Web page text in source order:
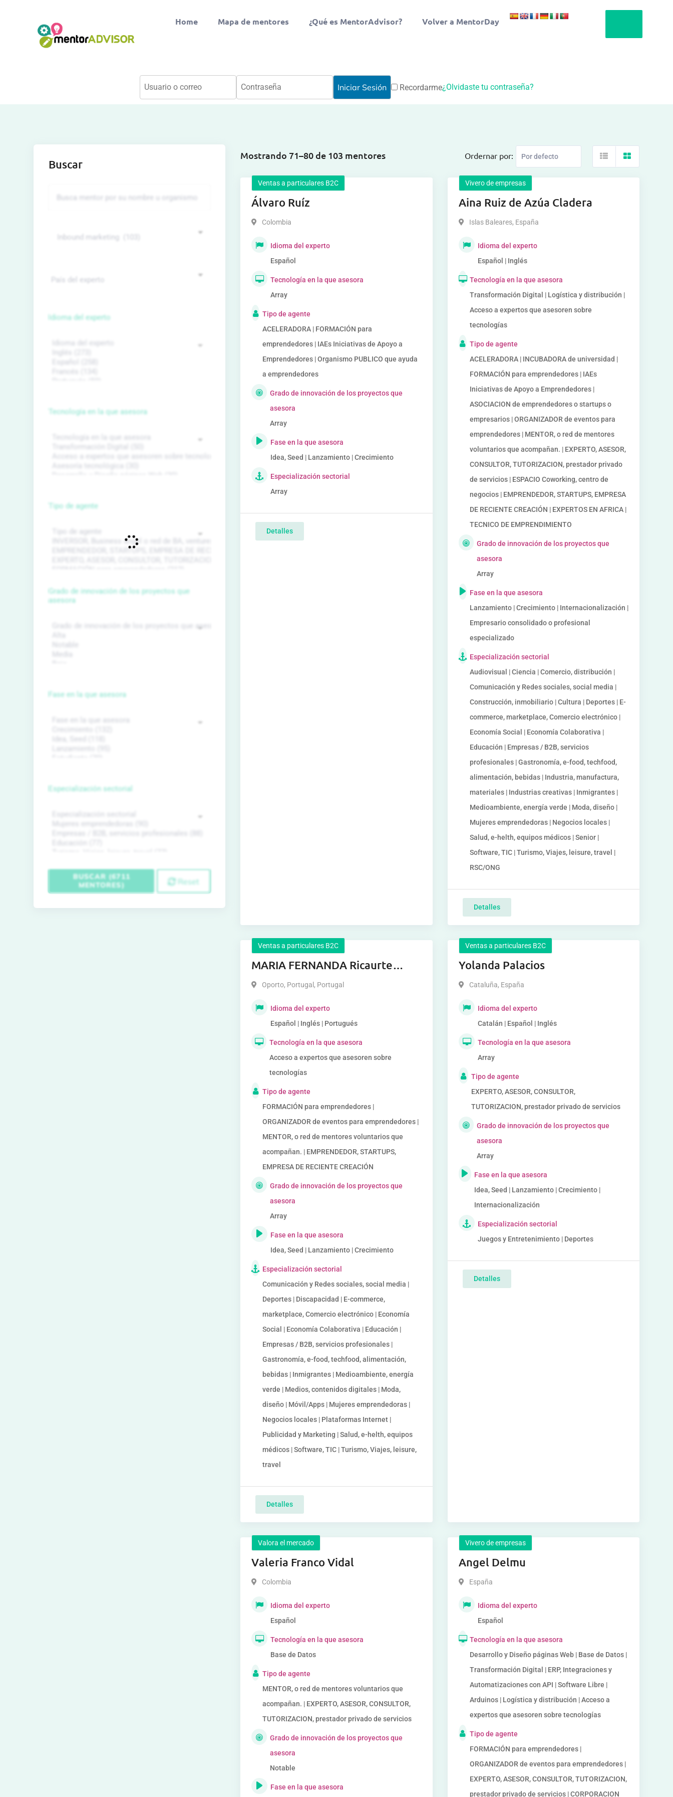
Home Mapa de mentores ¿Qué es MentorAdvisor? Volver a MentorDay
Recordarme¿Olvidaste tu contraseña?
Mostrando 71–80 de 103 mentores Ordernar por:
Ventas a particulares B2C
Álvaro Ruíz
Colombia
Idioma del experto
Español
Tecnología en la que asesora
Array
Tipo de agente
ACELERADORA | FORMACIÓN para
emprendedores | IAEs Iniciativas de Apoyo a
Emprendedores | Organismo PUBLICO que ayuda
a emprendedores
Grado de innovación de los proyectos que
asesora
Array
Fase en la que asesora
Idea, Seed | Lanzamiento | Crecimiento
Especialización sectorial
Array
Detalles
Vivero de empresas
Aina Ruiz de Azúa Cladera
Islas Baleares, España
Idioma del experto
Español | Inglés
Tecnología en la que asesora
Transformación Digital | Logística y distribución |
Acceso a expertos que asesoren sobre
tecnologías
Tipo de agente
ACELERADORA | INCUBADORA de universidad |
FORMACIÓN para emprendedores | IAEs
Iniciativas de Apoyo a Emprendedores |
ASOCIACION de emprendedores o startups o
empresarios | ORGANIZADOR de eventos para
emprendedores | MENTOR, o red de mentores
voluntarios que acompañan. | EXPERTO, ASESOR,
CONSULTOR, TUTORIZACION, prestador privado
de servicios | ESPACIO Coworking, centro de
negocios | EMPRENDEDOR, STARTUPS, EMPRESA
DE RECIENTE CREACIÓN | EXPERTOS EN AFRICA |
TECNICO DE EMPRENDIMIENTO
Grado de innovación de los proyectos que
asesora
Array
Fase en la que asesora
Lanzamiento | Crecimiento | Internacionalización |
Empresario consolidado o profesional
especializado
Especialización sectorial
Audiovisual | Ciencia | Comercio, distribución |
Comunicación y Redes sociales, social media |
Construcción, inmobiliario | Cultura | Deportes | E-
commerce, marketplace, Comercio electrónico |
Economía Social | Economía Colaborativa |
Educación | Empresas / B2B, servicios
profesionales | Gastronomía, e-food, techfood,
alimentación, bebidas | Industria, manufactura,
materiales | Industrias creativas | Inmigrantes |
Medioambiente, energía verde | Moda, diseño |
Mujeres emprendedoras | Negocios locales |
Salud, e-helth, equipos médicos | Senior |
Software, TIC | Turismo, Viajes, leisure, travel |
RSC/ONG
Detalles
Ventas a particulares B2C
MARIA FERNANDA Ricaurte
Castillo
Oporto, Portugal , Portugal
Idioma del experto
Español | Inglés | Portugués
Tecnología en la que asesora
Acceso a expertos que asesoren sobre
tecnologías
Tipo de agente
FORMACIÓN para emprendedores |
ORGANIZADOR de eventos para emprendedores |
MENTOR, o red de mentores voluntarios que
acompañan. | EMPRENDEDOR, STARTUPS,
EMPRESA DE RECIENTE CREACIÓN
Grado de innovación de los proyectos que
asesora
Array
Fase en la que asesora
Idea, Seed | Lanzamiento | Crecimiento
Especialización sectorial
Comunicación y Redes sociales, social media |
Deportes | Discapacidad | E-commerce,
marketplace, Comercio electrónico | Economía
Social | Economía Colaborativa | Educación |
Empresas / B2B, servicios profesionales |
Gastronomía, e-food, techfood, alimentación,
bebidas | Inmigrantes | Medioambiente, energía
verde | Medios, contenidos digitales | Moda,
diseño | Móvil/Apps | Mujeres emprendedoras |
Negocios locales | Plataformas Internet |
Publicidad y Marketing | Salud, e-helth, equipos
médicos | Software, TIC | Turismo, Viajes, leisure,
travel
Detalles
Ventas a particulares B2C
Yolanda Palacios
Cataluña, España
Idioma del experto
Catalán | Español | Inglés
Tecnología en la que asesora
Array
Tipo de agente
EXPERTO, ASESOR, CONSULTOR,
TUTORIZACION, prestador privado de servicios
Grado de innovación de los proyectos que
asesora
Array
Fase en la que asesora
Idea, Seed | Lanzamiento | Crecimiento |
Internacionalización
Especialización sectorial
Juegos y Entretenimiento | Deportes
Detalles
Valora el mercado
Valeria Franco Vidal
Colombia
Idioma del experto
Español
Tecnología en la que asesora
Base de Datos
Tipo de agente
MENTOR, o red de mentores voluntarios que
acompañan. | EXPERTO, ASESOR, CONSULTOR,
TUTORIZACION, prestador privado de servicios
Grado de innovación de los proyectos que
asesora
Notable
Fase en la que asesora
Vivero de empresas
Angel Delmu
España
Idioma del experto
Español
Tecnología en la que asesora
Desarrollo y Diseño páginas Web | Base de Datos |
Transformación Digital | ERP, Integraciones y
Automatizaciones con API | Software Libre |
Arduinos | Logística y distribución | Acceso a
expertos que asesoren sobre tecnologías
Tipo de agente
FORMACIÓN para emprendedores |
ORGANIZADOR de eventos para emprendedores |
EXPERTO, ASESOR, CONSULTOR, TUTORIZACION,
prestador privado de servicios | CORPORACION
Buscar
Idioma del experto
Tecnología en la que asesora
Tipo de agente
Grado de innovación de los proyectos que
asesora
Fase en la que asesora
Especialización sectorial
BUSCAR (6711
MENTORES)
Reset